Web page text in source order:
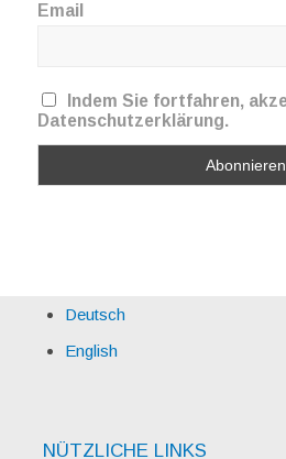
Email
Indem Sie fortfahren,
Datenschutzerklärung.
Deutsch
English
NÜTZLICHE LINKS